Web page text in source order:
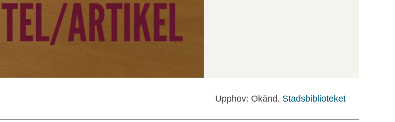
Upphov: Okänd. Stadsbiblioteket